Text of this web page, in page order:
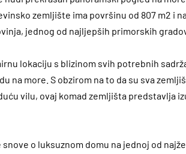
zemljište ima površinu od 807 m2 i
jednog od najljepših primorskih
lokaciju s blizinom svih potrebnih
na more. S obzirom na to da su sva
vilu, ovaj komad zemljišta predstavlja
o luksuznom domu na jednoj od